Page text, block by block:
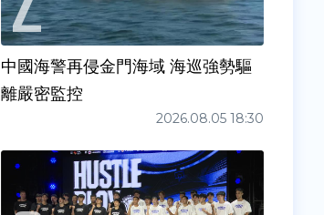
中國海警再侵金門海域 海巡強勢驅
離嚴密監控
2026.08.05 18:30